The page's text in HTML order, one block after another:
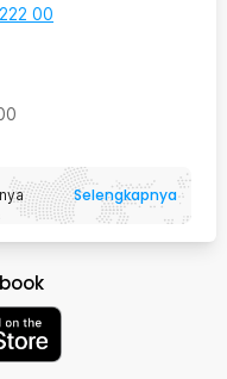
00
Selengkapnya